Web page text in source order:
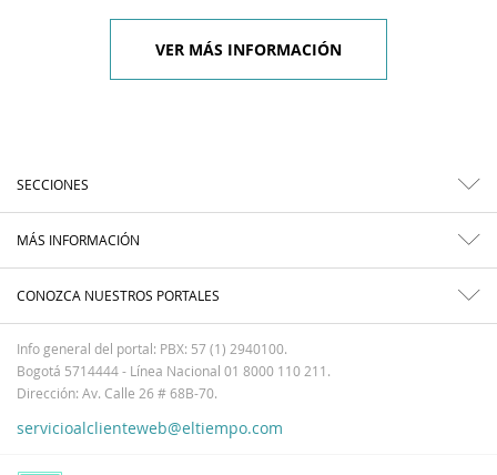
VER MÁS INFORMACIÓN
SECCIONES
MÁS INFORMACIÓN
CONOZCA NUESTROS PORTALES
Info general del portal: PBX: 57 (1) 2940100.
Bogotá 5714444 - Línea Nacional 01 8000 110 211.
Dirección: Av. Calle 26 # 68B-70.
servicioalclienteweb@eltiempo.com